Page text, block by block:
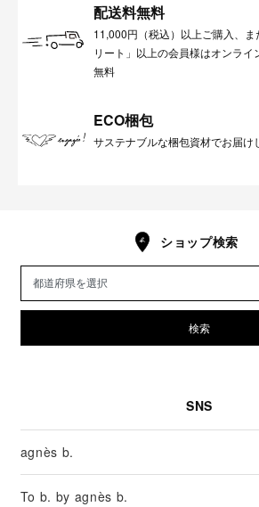
配送料無料
11,000円（税込）以上ご購入、ま
リート」以上の会員様はオンライ
無料
ECO梱包
サステナブルな梱包資材でお届け
ショップ検索
検索
SNS
agnès b.
To b. by agnès b.